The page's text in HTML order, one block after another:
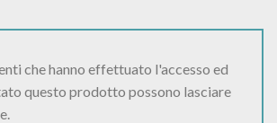
che hanno effettuato l'accesso ed
questo prodotto possono lasciare